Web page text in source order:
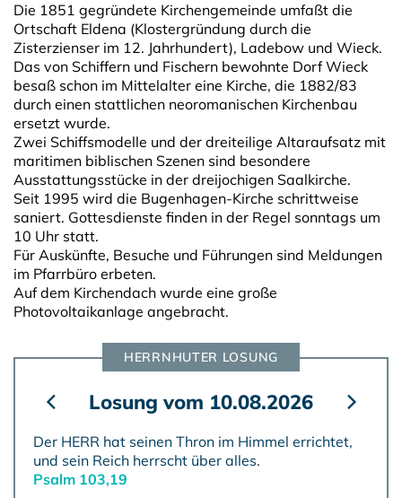
Die 1851 gegründete Kirchengemeinde umfaßt die
Ortschaft Eldena (Klostergründung durch die
Zisterzienser im 12. Jahrhundert), Ladebow und Wieck.
Das von Schiffern und Fischern bewohnte Dorf Wieck
besaß schon im Mittelalter eine Kirche, die 1882/83
durch einen stattlichen neoromanischen Kirchenbau
ersetzt wurde.
Zwei Schiffsmodelle und der dreiteilige Altaraufsatz mit
maritimen biblischen Szenen sind besondere
Ausstattungsstücke in der dreijochigen Saalkirche.
Seit 1995 wird die Bugenhagen-Kirche schrittweise
saniert. Gottesdienste finden in der Regel sonntags um
10 Uhr statt.
Für Auskünfte, Besuche und Führungen sind Meldungen
im Pfarrbüro erbeten.
Auf dem Kirchendach wurde eine große
Photovoltaikanlage angebracht.
HERRNHUTER LOSUNG